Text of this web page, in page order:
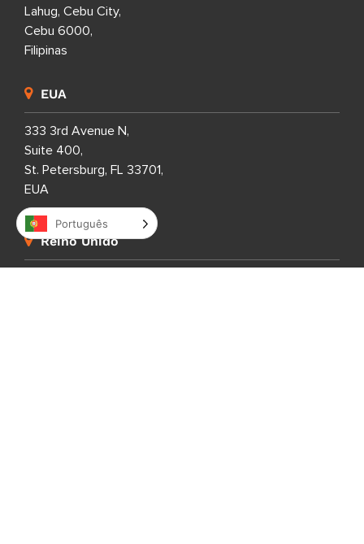
Lahug, Cebu City,
Cebu 6000,
Filipinas
EUA
333 3rd Avenue N,
Suite 400,
St. Petersburg, FL 33701,
EUA
Reino Unido
Português